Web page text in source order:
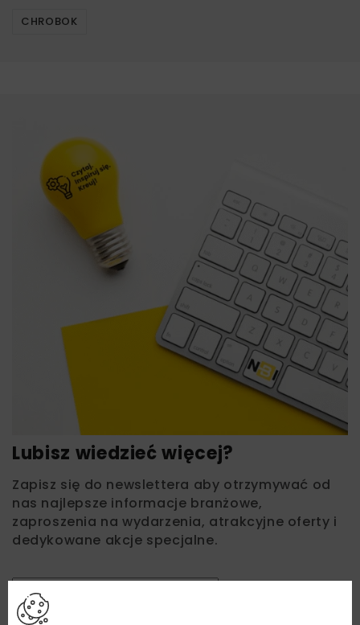
CHROBOK
Lubisz wiedzieć więcej?
Zapisz się do newslettera aby otrzymywać od
nas najlepsze informacje branżowe,
zaproszenia na wydarzenia, atrakcyjne oferty i
dedykowane akcje specjalne.
Zapoznałam/em się z